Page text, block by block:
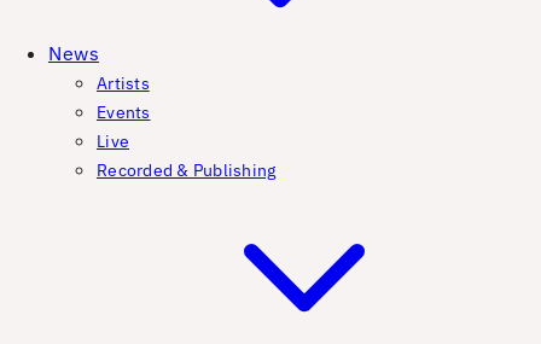
News
Artists
Events
Live
Recorded & Publishing